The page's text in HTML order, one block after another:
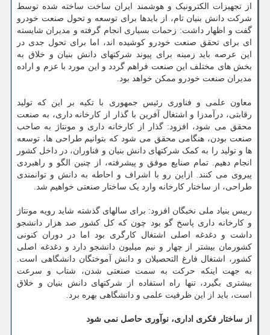
از تجهیزات الکترونیک و هوشمند ایران ساخت ساخته شده توسط
شرکت دانش بنیان تام، از بایدها برای توسعه و تحول صنعت خودرو
گفت و اظهار داشت: زحمات بسیاری انجام گرفته و مدیران شایسته
ای برای تحقق صنعت خودرو کوشیده اند، اما برای تحول جدی در
این عرصه باید زمینه برای پیوند شرکتهای دانش بنیان و خلاق به
بخش های مختلف این صنعت فراهم گردد و این مورد با عزم و اراده
مدیران صنعت خودرو ممکن خواهد بود.
معاون علمی و فناوری رئیس جمهوری با تکیه بر این که تولید
رقابتی، درآمدزا و اشتغال آفرین با گذار از کارخانه داری، به صنعت
محقق می شود، افزود: گذار از کارخانه داری و مونتاژ به صاحب
صنعت بودن، هنگامی محقق می شود که بتوانیم طراحی ها، توسعه
ها و تولید را به کمک شرکتهای دانش بنیان و فناوران، در داخل کشور
انجام دهیم. تمام صنایع موفق و پیشرفته، از چنین الگو و راهبردی
پیروی می کنند. ازاین رو با اشراف و احاطه به دانش و توانمندی
طراحی، از ساختار کارخانه وارد یک ساختار صنعتی خواهیم شد.
رییس بنیاد ملی نخبگان افزود: برای سالهای گذشته شاید رویه مونتاژ
و کارخانه داری پاسخ گو بود چون که کل کشور صد هزار دانشجو
داشت و دغدغه اصلی اشتغال کارگری بود اما در دوران کنونی
کشورمان بیشتر از چهار و نیم میلیون دانشجو دارد و دغدغه اصلی
کشور، اشتغال فارغ التحصیلان و دانش آموختگان دانشگاهی است.
به جهت اینکه حرکت به سمت صنعتی شدن، شتاب و سرعت
بیشتری بگیرد، تنها راه استفاده از شرکتهای دانش بنیان و خلاق
است، باید از این ظرفیت علمی و دانشگاهی بهره برد.
از ساختار فکری اداری، نوآوری حاصل نمی شود